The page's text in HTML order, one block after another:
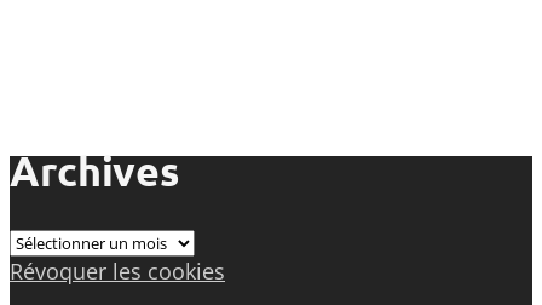
Archives
Archives
Révoquer les cookies